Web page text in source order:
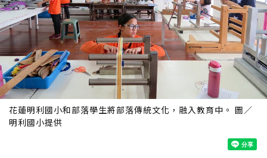
花蓮明利國小和部落學生將部落傳統文化，融入教育中。 圖／
明利國小提供